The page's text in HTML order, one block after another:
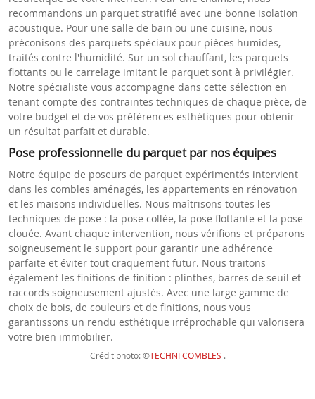
recommandons un parquet stratifié avec une bonne isolation
acoustique. Pour une salle de bain ou une cuisine, nous
préconisons des parquets spéciaux pour pièces humides,
traités contre l'humidité. Sur un sol chauffant, les parquets
flottants ou le carrelage imitant le parquet sont à privilégier.
Notre spécialiste vous accompagne dans cette sélection en
tenant compte des contraintes techniques de chaque pièce, de
votre budget et de vos préférences esthétiques pour obtenir
un résultat parfait et durable.
Pose professionnelle du parquet par nos équipes
Notre équipe de poseurs de parquet expérimentés intervient
dans les combles aménagés, les appartements en rénovation
et les maisons individuelles. Nous maîtrisons toutes les
techniques de pose : la pose collée, la pose flottante et la pose
clouée. Avant chaque intervention, nous vérifions et préparons
soigneusement le support pour garantir une adhérence
parfaite et éviter tout craquement futur. Nous traitons
également les finitions de finition : plinthes, barres de seuil et
raccords soigneusement ajustés. Avec une large gamme de
choix de bois, de couleurs et de finitions, nous vous
garantissons un rendu esthétique irréprochable qui valorisera
votre bien immobilier.
Crédit photo: ©TECHNI COMBLES .